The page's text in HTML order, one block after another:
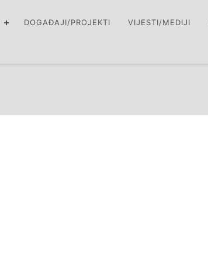
DOGAĐAJI/PROJEKTI VIJESTI/MEDIJI